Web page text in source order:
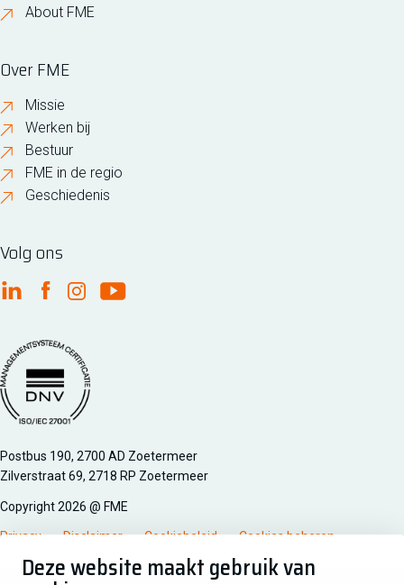
Deze website maakt gebruik van
About FME
Over FME
Missie
Werken bij
Bestuur
FME in de regio
Geschiedenis
Volg ons
FME Linkedin
FME Facebook
FME Instagram
FME Youtube
Managementsyteem certificatie DNV iso/iec 27001
Postbus 190, 2700 AD Zoetermeer
Zilverstraat 69, 2718 RP Zoetermeer
Copyright 2026 @ FME
Privacy Disclaimer Cookiebeleid Cookies beheren